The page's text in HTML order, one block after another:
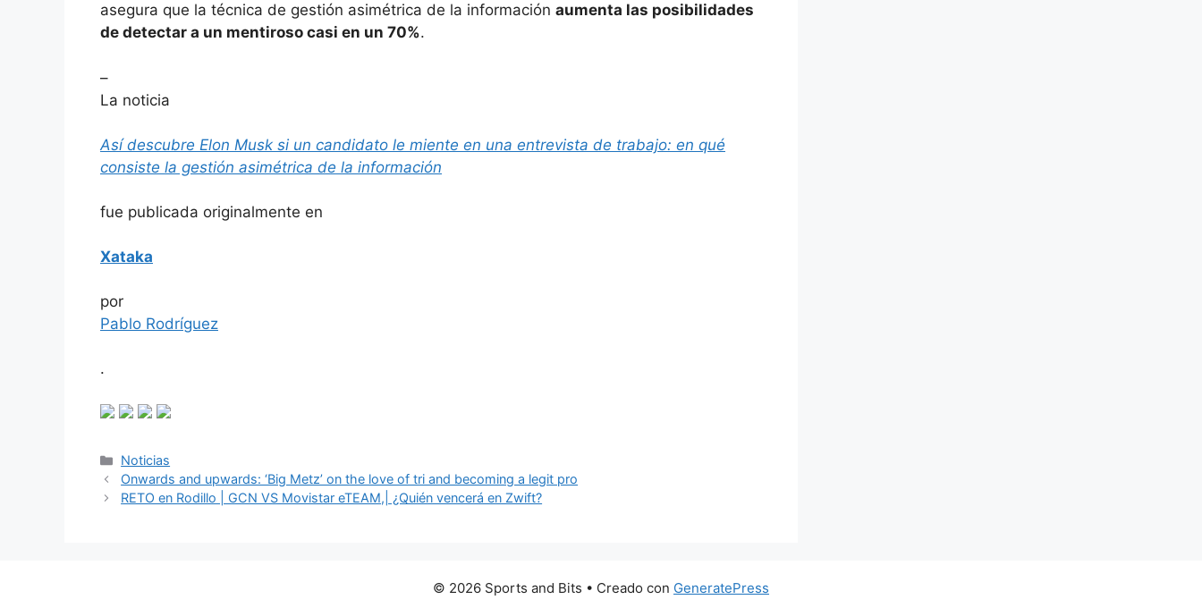
asegura que la técnica de gestión asimétrica de la información aumenta las posibilidades
de detectar a un mentiroso casi en un 70%.
–
La noticia
Así descubre Elon Musk si un candidato le miente en una entrevista de trabajo: en qué
consiste la gestión asimétrica de la información
fue publicada originalmente en
Xataka
por
Pablo Rodríguez
.
Categorías
Noticias
Onwards and upwards: ‘Big Metz’ on the love of tri and becoming a legit pro
RETO en Rodillo | GCN VS Movistar eTEAM,| ¿Quién vencerá en Zwift?
© 2026 Sports and Bits • Creado con GeneratePress